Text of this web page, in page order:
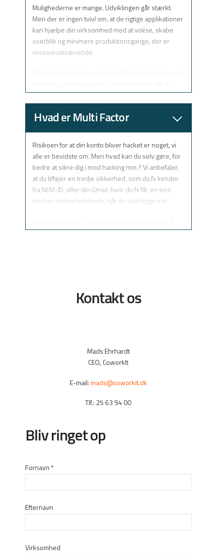
bliver bedt om at optimere en virksomheds IT-
infrastruktur; i det hele taget, hvordan vi går til
opgaven.
Mulighederne er mange. Udviklingen går stærkt.
Men der er ingen tvivl om, at de rigtige applikationer
kan hjælpe din virksomhed med at vokse, skabe
overblik og minimere produktionsgange, der er
ressourcekrævende.
først har besluttet, at du ikke vil gå glip af rejsen.
Hvad er Multi Factor
Authentication?
Risikoen for at din konto bliver hacket er noget, vi
alle er bevidste om. Men hvad kan du selv gøre, for
bedre at sikre dig i mod hacking mm.? Vi anbefaler,
at du tilføjer en tredje sikkerhed, som du fx kender
fra NEM-ID, eller din Gmail, hvor du fx får en sms
med en sikkerhedskode, når du skal logge ind.
giver dig her den korte forklaring på, hvad Multi
Herunder har vi samlet en række links til dig, hvis du
vil læse mere om Multi FactorAuthentication på
forskellige platforme, som vi alle bruger dagligt.
os på www.coworkit.dk, og vi kontakter dig for en
uforpligtende snak.
Kontakt os
Mads Ehrhardt
CEO, CoworkIt
E-mail:mads@coworkit.dk
Tlf.: 25 63 94 00
Bliv ringet op
Fornavn *
Efternavn
Virksomhed